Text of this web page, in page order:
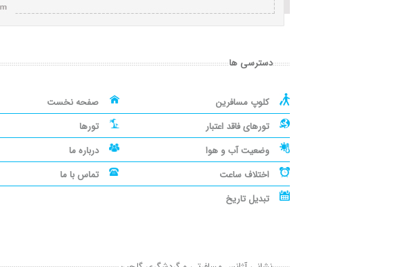
دسترسی ها
کلوپ مسافرین
صفحه نخست
تورهای فاقد اعتبار
تورها
وضعیت آب و هوا
درباره ما
اختلاف ساعت
تماس با ما
تبدیل تاریخ